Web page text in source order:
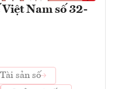
Nam số 32-
Tài sản số